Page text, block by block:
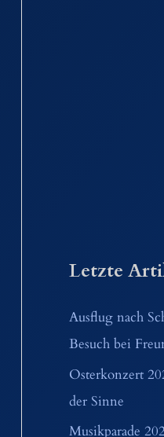
Letzte
Ausflug nach
Besuch bei
Osterkonzert
der Sinne
Musikparade